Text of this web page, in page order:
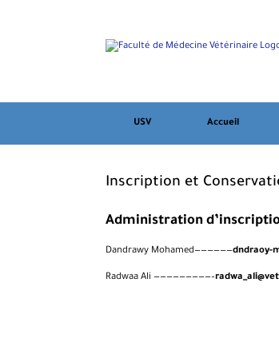
USV Accueil
Inscription et
Administration
Dandrawy Mohamed——————dndraoy-
Radwaa Ali —————————–